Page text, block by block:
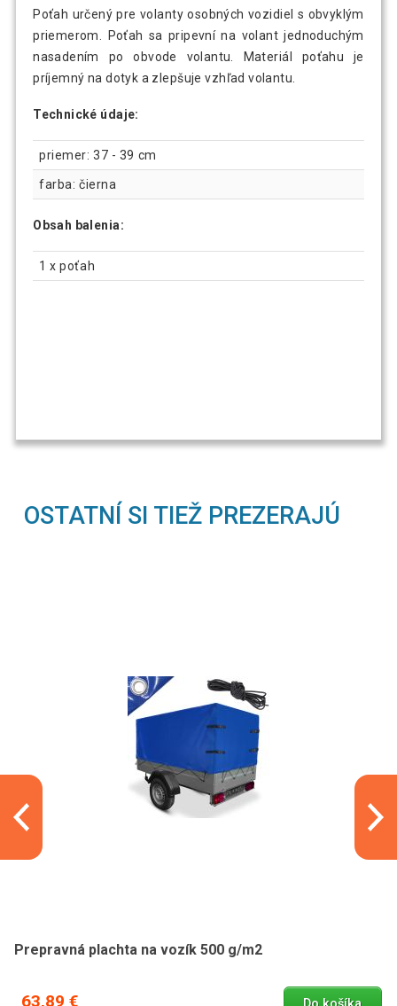
Poťah určený pre volanty osobných vozidiel s obvyklým
priemerom. Poťah sa pripevní na volant jednoduchým
nasadením po obvode volantu. Materiál poťahu je
príjemný na dotyk a zlepšuje vzhľad volantu.
Technické údaje:
priemer: 37 - 39 cm
farba: čierna
Obsah balenia:
1 x poťah
OSTATNÍ SI TIEŽ PREZERAJÚ
Prepravná plachta na vozík 500 g/m2
63,89 €